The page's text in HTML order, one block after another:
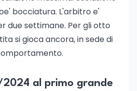
bocciatura. L'arbitro e'
due settimane. Per gli otto
si gioca ancora, in sede di
2024 al primo grande